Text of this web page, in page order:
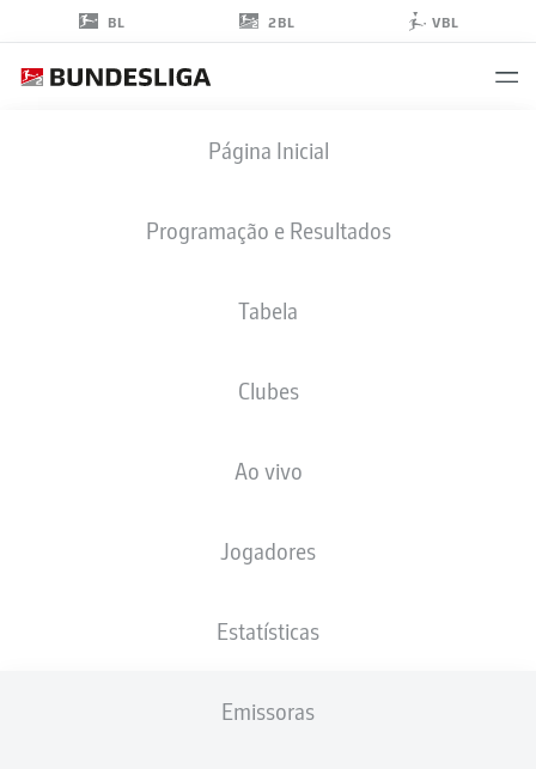
BL 2BL VBL
Página Inicial
Programação e Resultados
Tabela
Clubes
Ao vivo
Jogadores
Estatísticas
Emissoras